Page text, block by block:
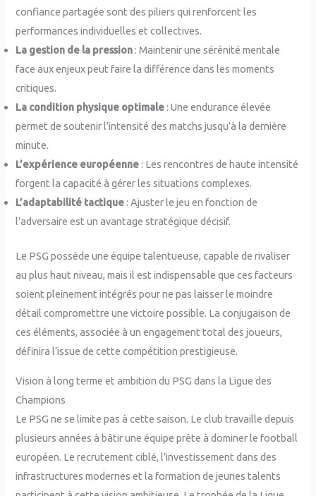
confiance partagée sont des piliers qui renforcent les
performances individuelles et collectives.
La gestion de la pression : Maintenir une sérénité mentale
face aux enjeux peut faire la différence dans les moments
critiques.
La condition physique optimale : Une endurance élevée
permet de soutenir l’intensité des matchs jusqu’à la dernière
minute.
L’expérience européenne : Les rencontres de haute intensité
forgent la capacité à gérer les situations complexes.
L’adaptabilité tactique : Ajuster le jeu en fonction de
l’adversaire est un avantage stratégique décisif.
Le PSG possède une équipe talentueuse, capable de rivaliser
au plus haut niveau, mais il est indispensable que ces facteurs
soient pleinement intégrés pour ne pas laisser le moindre
détail compromettre une victoire possible. La conjugaison de
ces éléments, associée à un engagement total des joueurs,
définira l’issue de cette compétition prestigieuse.
Vision à long terme et ambition du PSG dans la Ligue des
Champions
Le PSG ne se limite pas à cette saison. Le club travaille depuis
plusieurs années à bâtir une équipe prête à dominer le football
européen. Le recrutement ciblé, l’investissement dans des
infrastructures modernes et la formation de jeunes talents